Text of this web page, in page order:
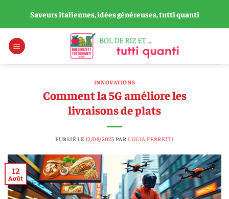
contenu
Saveurs italiennes, idées généreuses, tutti quanti
INNOVATIONS
Comment la 5G améliore les
livraisons de plats
PUBLIÉ LE 12/08/2025 PAR LUCIA FERRETTI
12
Août